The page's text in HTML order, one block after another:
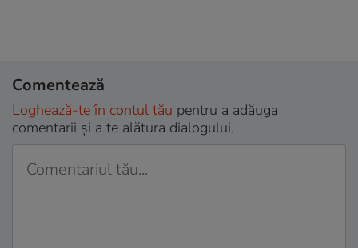
Comentează
Loghează-te în contul tău pentru a adăuga
comentarii și a te alătura dialogului.